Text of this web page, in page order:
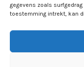
gegevens zoals
toestemming intrekt, kan